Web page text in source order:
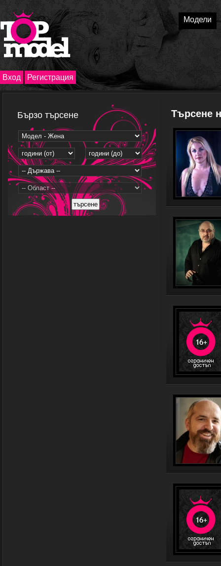
Модели
Вход Регистрация
Бързо търсене Търсене